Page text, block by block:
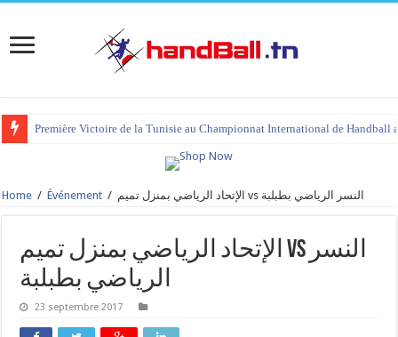
Première Victoire de la Tunisie au Championnat International de Handball
Home / Événement / الإتحاد الرياضي بمنزل تميم vs النسر الرياضي بطبلبة
الإتحاد الرياضي بمنزل تميم vs النسر
الرياضي بطبلبة
23 septembre 2017